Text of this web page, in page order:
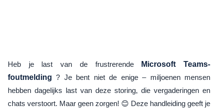
Heb je last van de frustrerende
Microsoft Teams-
foutmelding ? Je bent niet de enige – miljoenen mensen
hebben dagelijks last van deze storing, die vergaderingen en
chats verstoort. Maar geen zorgen! 😊 Deze handleiding geeft je